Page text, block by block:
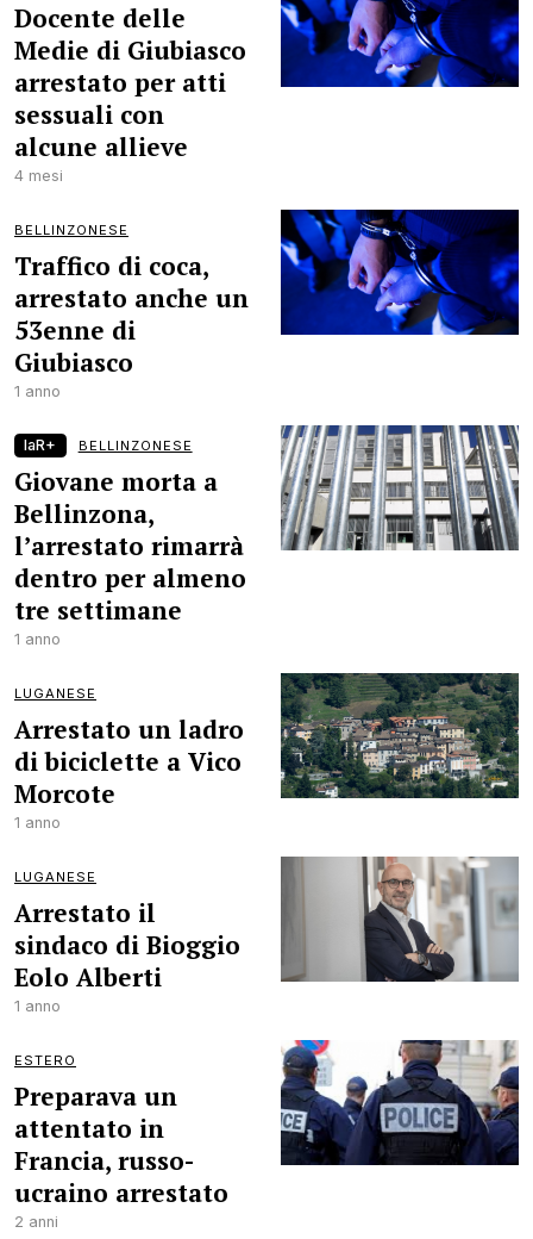
Docente delle
Medie di Giubiasco
arrestato per atti
sessuali con
alcune allieve
4 mesi
BELLINZONESE
Traffico di coca,
arrestato anche un
53enne di
Giubiasco
1 anno
laR+ BELLINZONESE
Giovane morta a
Bellinzona,
l’arrestato rimarrà
dentro per almeno
tre settimane
1 anno
LUGANESE
Arrestato un ladro
di biciclette a Vico
Morcote
1 anno
LUGANESE
Arrestato il
sindaco di Bioggio
Eolo Alberti
1 anno
ESTERO
Preparava un
attentato in
Francia, russo-
ucraino arrestato
2 anni